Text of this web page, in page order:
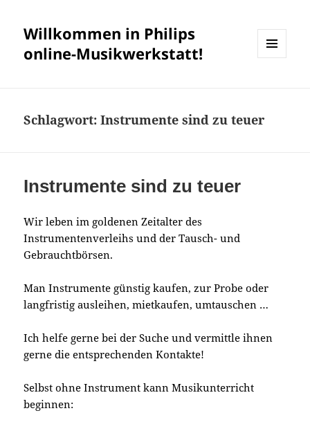
Willkommen in Philips
online-Musikwerkstatt!
Schlagwort:Instrumente sind zu teuer
Instrumente sind zu teuer
Wir leben im goldenen Zeitalter des
Instrumentenverleihs und der Tausch- und
Gebrauchtbörsen.
Man Instrumente günstig kaufen, zur Probe oder
langfristig ausleihen, mietkaufen, umtauschen …
Ich helfe gerne bei der Suche und vermittle ihnen
gerne die entsprechenden Kontakte!
Selbst ohne Instrument kann Musikunterricht
beginnen: